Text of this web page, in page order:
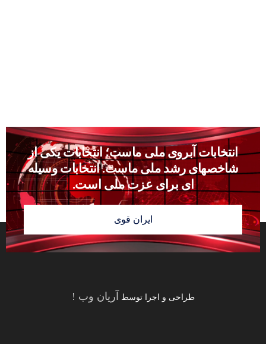
انتخابات آبروى ملى ماست؛ انتخابات يكى از
شاخصهاى رشد ملى ماست. انتخابات وسيله
‏اى براى عزت ملى است.
ایران قوی
طراحی و اجرا توسط آریان وب !